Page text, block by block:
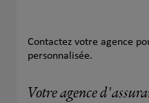
Contactez votre agence
personnalisée.
Votre agence